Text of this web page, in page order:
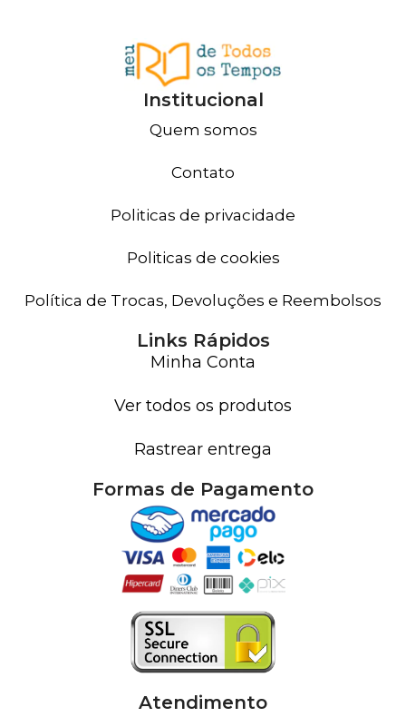
Institucional
Quem somos
Contato
Politicas de privacidade
Politicas de cookies
Política de Trocas, Devoluções e Reembolsos
Links Rápidos
Minha Conta
Ver todos os produtos
Rastrear entrega
Formas de Pagamento
Atendimento